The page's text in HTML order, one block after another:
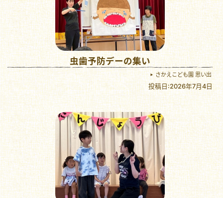
虫歯予防デーの集い
さかえこども園 思い出
投稿日:2026年7月4日